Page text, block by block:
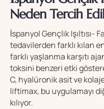
Neden Tercih
İspanyol Gençlik Işıltısı-
tedavilerden farklı kılan
farklı yaşlanma karşıtı
toksini benzeri etki
C, hyalüronik asit ve
liftimax, bu uygulamayı
kılıyor.